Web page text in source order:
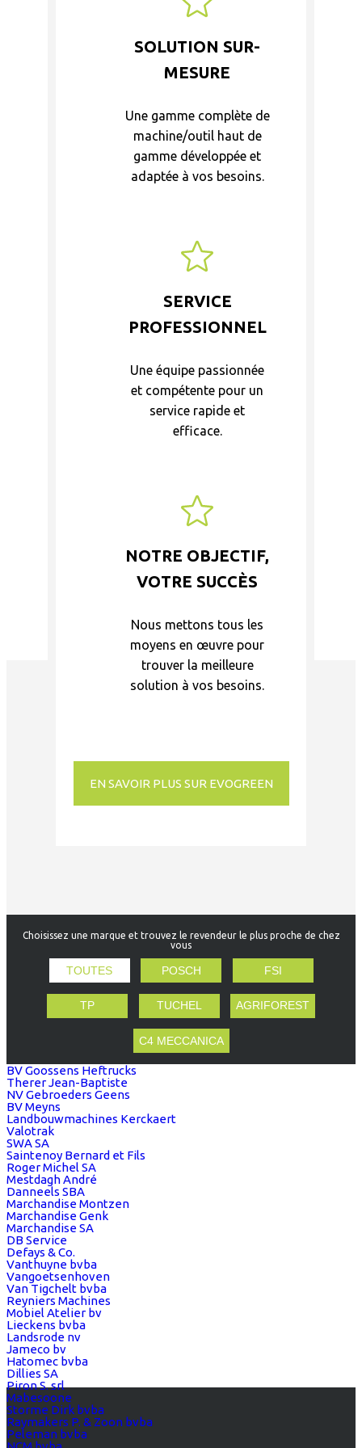
SOLUTION SUR-
MESURE
Une gamme complète de
machine/outil haut de
gamme développée et
adaptée à vos besoins.
SERVICE
PROFESSIONNEL
Une équipe passionnée
et compétente pour un
service rapide et
efficace.
NOTRE OBJECTIF,
VOTRE SUCCÈS
Nous mettons tous les
moyens en œuvre pour
trouver la meilleure
solution à vos besoins.
EN SAVOIR PLUS SUR EVOGREEN
Choisissez une marque et trouvez le revendeur le plus proche de chez
vous
TOUTES POSCH FSI
TP TUCHEL AGRIFOREST
C4 MECCANICA
BV Goossens Heftrucks
Therer Jean-Baptiste
NV Gebroeders Geens
BV Meyns
Landbouwmachines Kerckaert
Valotrak
SWA SA
Saintenoy Bernard et Fils
Roger Michel SA
Mestdagh André
Danneels SBA
Marchandise Montzen
Marchandise Genk
Marchandise SA
DB Service
Defays & Co.
Vanthuyne bvba
Vangoetsenhoven
Van Tigchelt bvba
Reyniers Machines
Mobiel Atelier bv
Lieckens bvba
Landsrode nv
Jameco bv
Hatomec bvba
Dillies SA
Piron S. srl
Mabesoone
Storme Dirk bvba
Raymakers P. & Zoon bvba
Peleman bvba